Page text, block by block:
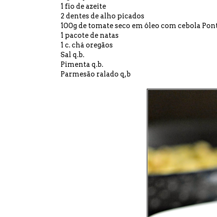
1 fio de azeite
2 dentes de alho picados
100g de tomate seco em óleo com cebola
1 pacote de natas
1 c. chá oregãos
Sal q.b.
Pimenta q.b.
Parmesão ralado q,b